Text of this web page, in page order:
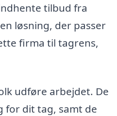
tilbud fra
løsning, der passer
firma til tagrens,
udføre arbejdet. De
for dit tag, samt de